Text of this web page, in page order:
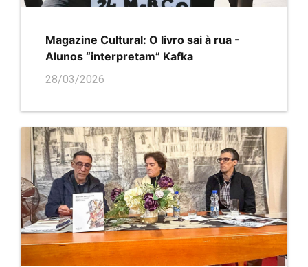
Magazine Cultural: O livro sai à rua -
Alunos “interpretam” Kafka
28/03/2026